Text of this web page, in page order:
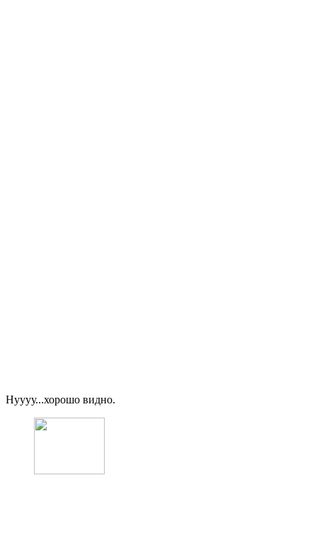
Нуууу...хорошо видно.